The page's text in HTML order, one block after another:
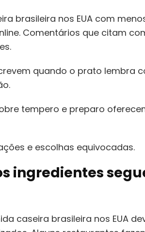
brasileira nos EUA com
Comentários que citam
quando o prato lembra
tempero e preparo
e escolhas equivocadas.
ingredientes
caseira brasileira nos EUA